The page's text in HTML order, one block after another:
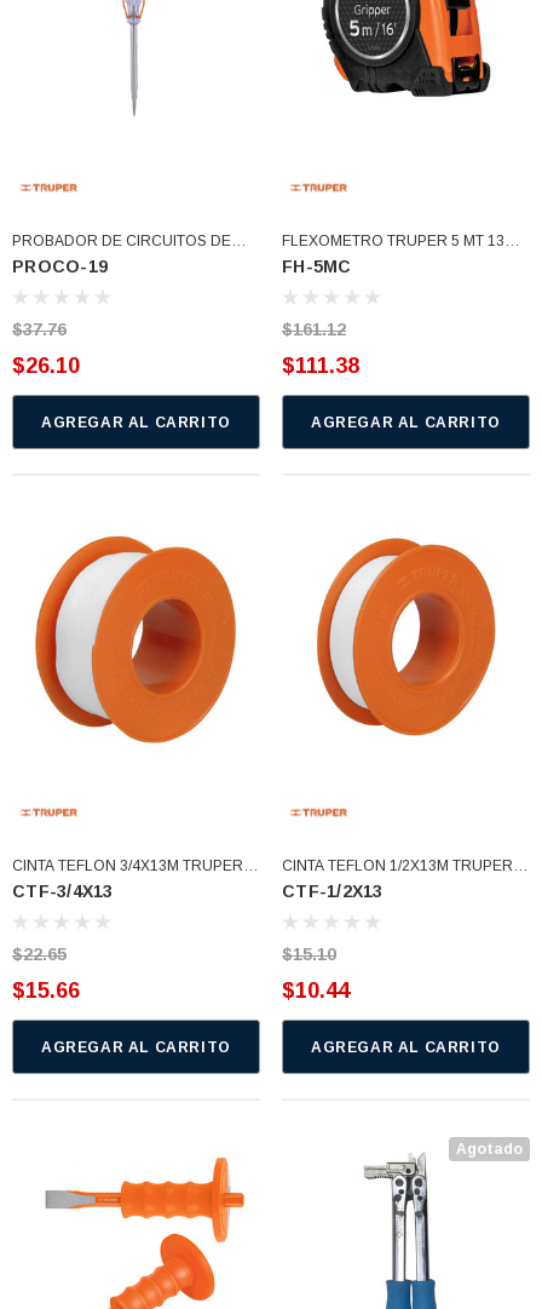
PROBADOR DE CIRCUITOS DE
CORRIENTE ALTERNA 19 CM
Truper (PROCO-19)
PROCO-19
$37.76
$26.10
AGREGAR AL CARRITO
FLEXOMETRO TRUPER 5 MT 13MM
(FH-5MC)
FH-5MC
$161.12
$111.38
AGREGAR AL CARRITO
CINTA TEFLON 3/4X13M TRUPER
(CTF-3/4X13)
CTF-3/4X13
$22.65
$15.66
AGREGAR AL CARRITO
CINTA TEFLON 1/2X13M TRUPER
(CTF-1/2X13)
CTF-1/2X13
$15.10
$10.44
AGREGAR AL CARRITO
Agotado